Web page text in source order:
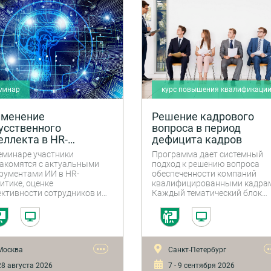
ИИ действуют как партнёры.
в HR-
внутренних
и
участники
с актуальными
ИИ в HR-
оценке
сотрудников и
августа 2026
•••
курс повышения квалификации
Решение кадрового
вопроса в период
дефицита кадров
Программа дает системный
подход к решению вопроса
обеспеченности компаний
квалифицированными
Каждый тематический блок
теоретическую часть, а также
разбор практических
упражнений.
Санкт-Петербург
7 - 9 сентября 2026